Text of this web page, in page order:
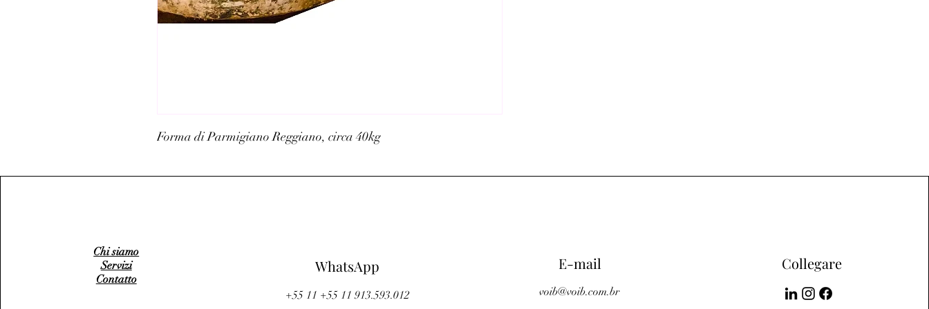
Forma di Parmigiano Reggiano, circa 40kg
Chi siamo
Servizi
Contatto
WhatsApp
+55 11 +55 11 913.593.012
E-mail
voib@voib.com.br
Collegare